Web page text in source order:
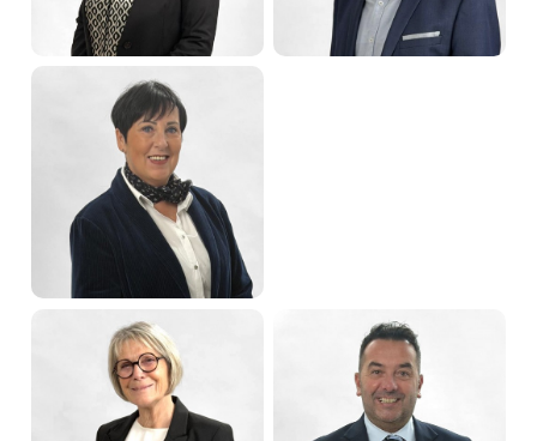
Isabelle PETER
Quatrième adjointe